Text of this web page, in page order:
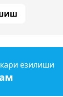
ёзилиши